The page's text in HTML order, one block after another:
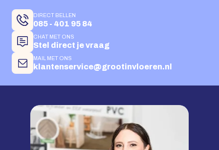
DIRECT BELLEN
085 - 401 95 84
CHAT MET ONS
Stel direct je vraag
MAIL MET ONS
klantenservice@grootinvloeren.nl